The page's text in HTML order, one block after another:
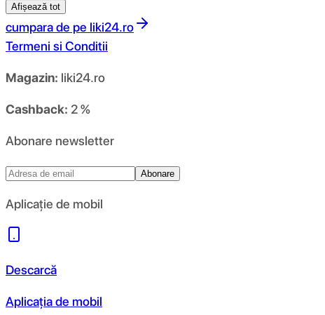
Afișează tot
cumpara de pe liki24.ro
Termeni si Conditii
Magazin: liki24.ro
Cashback: 2 %
Abonare newsletter
Abonare
Aplicație de mobil
Descarcă
Aplicația de mobil